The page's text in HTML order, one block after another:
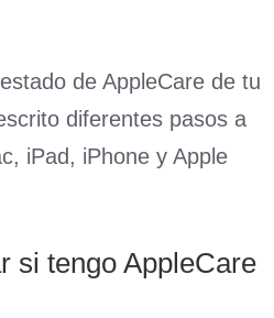
de AppleCare de tu
diferentes pasos a
iPad, iPhone y Apple
si tengo AppleCare